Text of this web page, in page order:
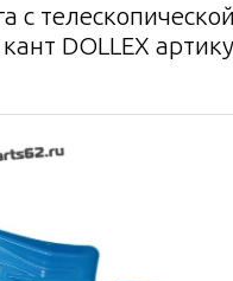
с
DOLLEX